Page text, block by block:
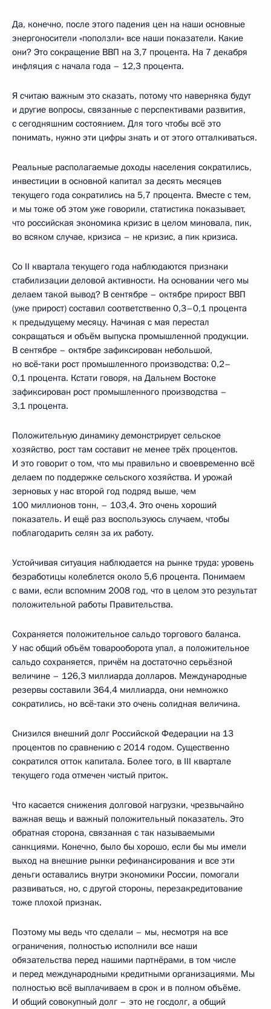
Да, конечно, после этого падения цен на наши основные
энергоносители «поползли» все наши показатели. Какие
они? Это сокращение ВВП на 3,7 процента. На 7 декабря
инфляция с начала года – 12,3 процента.
Я считаю важным это сказать, потому что наверняка будут
и другие вопросы, связанные с перспективами развития,
с сегодняшним состоянием. Для того чтобы всё это
понимать, нужно эти цифры знать и от этого отталкиваться.
Реальные располагаемые доходы населения сократились,
инвестиции в основной капитал за десять месяцев
текущего года сократились на 5,7 процента. Вместе с тем,
и мы тоже об этом уже говорили, статистика показывает,
что российская экономика кризис в целом миновала, пик,
во всяком случае, кризиса – не кризис, а пик кризиса.
Со II квартала текущего года наблюдаются признаки
стабилизации деловой активности. На основании чего мы
делаем такой вывод? В сентябре – октябре прирост ВВП
(уже прирост) составил соответственно 0,3–0,1 процента
к предыдущему месяцу. Начиная с мая перестал
сокращаться и объём выпуска промышленной продукции.
В сентябре – октябре зафиксирован небольшой,
но всё‑таки рост промышленного производства: 0,2–
0,1 процента. Кстати говоря, на Дальнем Востоке
зафиксирован рост промышленного производства –
3,1 процента.
Положительную динамику демонстрирует сельское
хозяйство, рост там составит не менее трёх процентов.
И это говорит о том, что мы правильно и своевременно всё
делаем по поддержке сельского хозяйства. И урожай
зерновых у нас второй год подряд выше, чем
100 миллионов тонн, – 103,4. Это очень хороший
показатель. И ещё раз воспользуюсь случаем, чтобы
поблагодарить селян за их работу.
Устойчивая ситуация наблюдается на рынке труда: уровень
безработицы колеблется около 5,6 процента. Понимаем
с вами, если вспомним 2008 год, что в целом это результат
положительной работы Правительства.
Сохраняется положительное сальдо торгового баланса.
У нас общий объём товарооборота упал, а положительное
сальдо сохраняется, причём на достаточно серьёзной
величине – 126,3 миллиарда долларов. Международные
резервы составили 364,4 миллиарда, они немножко
сократились, но всё‑таки это очень солидная величина.
Снизился внешний долг Российской Федерации на 13
процентов по сравнению с 2014 годом. Существенно
сократился отток капитала. Более того, в III квартале
текущего года отмечен чистый приток.
Что касается снижения долговой нагрузки, чрезвычайно
важная вещь и важный положительный показатель. Это
обратная сторона, связанная с так называемыми
санкциями. Конечно, было бы хорошо, если бы мы имели
выход на внешние рынки рефинансирования и все эти
деньги оставались внутри экономики России, помогали
развиваться, но, с другой стороны, перезакредитование
тоже плохой признак.
Поэтому мы ведь что сделали – мы, несмотря на все
ограничения, полностью исполнили все наши
обязательства перед нашими партнёрами, в том числе
и перед международными кредитными организациями. Мы
полностью всё выплачиваем в срок и в полном объёме.
И общий совокупный долг – это не госдолг, а общий